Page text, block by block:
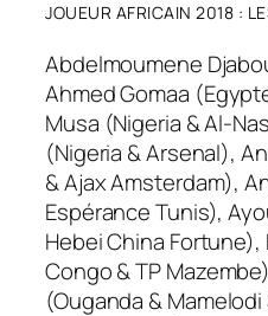
JOUEUR AFRICAIN 2018 :
Abdelmoumene
Ahmed Gomaa
Musa (Nigeria & Al-
(Nigeria & Arsenal),
& Ajax Amsterdam),
Espérance Tunis),
Hebei China Fortune),
Congo & TP
(Ouganda &